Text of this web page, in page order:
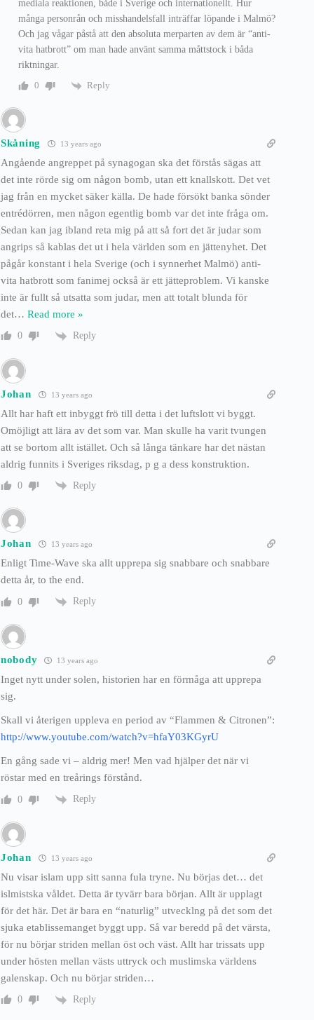
mediala reaktionen, både i Sverige och internationellt. Hur
många personrån och misshandelsfall inträffar löpande i Malmö?
Och jag vågar påstå att den absoluta merparten av dem är “anti-
vita hatbrott” om man hade använt samma måttstock i båda
riktningar.
0
Reply
Skåning 13 years ago
Angående angreppet på synagogan ska det förstås sägas att
det inte rörde sig om någon bomb, utan ett knallskott. Det vet
jag från en mycket säker källa. De hade försökt banka sönder
entrédörren, men någon egentlig bomb var det inte fråga om.
Sedan kan jag ibland reta mig på att så fort det är judar som
angrips så kablas det ut i hela världen som en jättenyhet. Det
pågår konstant i hela Sverige (och i synnerhet Malmö) anti-
vita hatbrott som fanimej också är ett jätteproblem. Vi kanske
inte är fullt så utsatta som judar, men att totalt blunda för
det… Read more »
0 Reply
Johan 13 years ago
Allt har haft ett inbyggt frö till detta i det luftslott vi byggt.
Omöjligt att lära av det som var. Man skulle ha varit tvungen
att se bortom allt istället. Och så långa tänkare har det nästan
aldrig funnits i Sveriges riksdag, p g a dess konstruktion.
0 Reply
Johan 13 years ago
Enligt Time-Wave ska allt upprepa sig snabbare och snabbare
detta år, to the end.
0 Reply
nobody 13 years ago
Inget nytt under solen, historien har en förmåga att upprepa
sig.
Skall vi återigen uppleva en period av “Flammen & Citronen”:
http://www.youtube.com/watch?v=hfaY03KGyrU
En gång sade vi – aldrig mer! Men vad hjälper det när vi
röstar med en treårings förstånd.
0 Reply
Johan 13 years ago
Nu visar islam upp sitt sanna fula tryne. Nu börjas det… det
islmistska våldet. Detta är tyvärr bara början. Allt är upplagt
för det här. Det är bara en “naturlig” utvecklng på det som det
sjuka etablissemanget byggt upp. Så var beredd på det värsta,
för nu börjar striden mellan öst och väst. Allt har trissats upp
under hösten mellan västs uttryck och muslimska världens
galenskap. Och nu börjar striden…
0 Reply